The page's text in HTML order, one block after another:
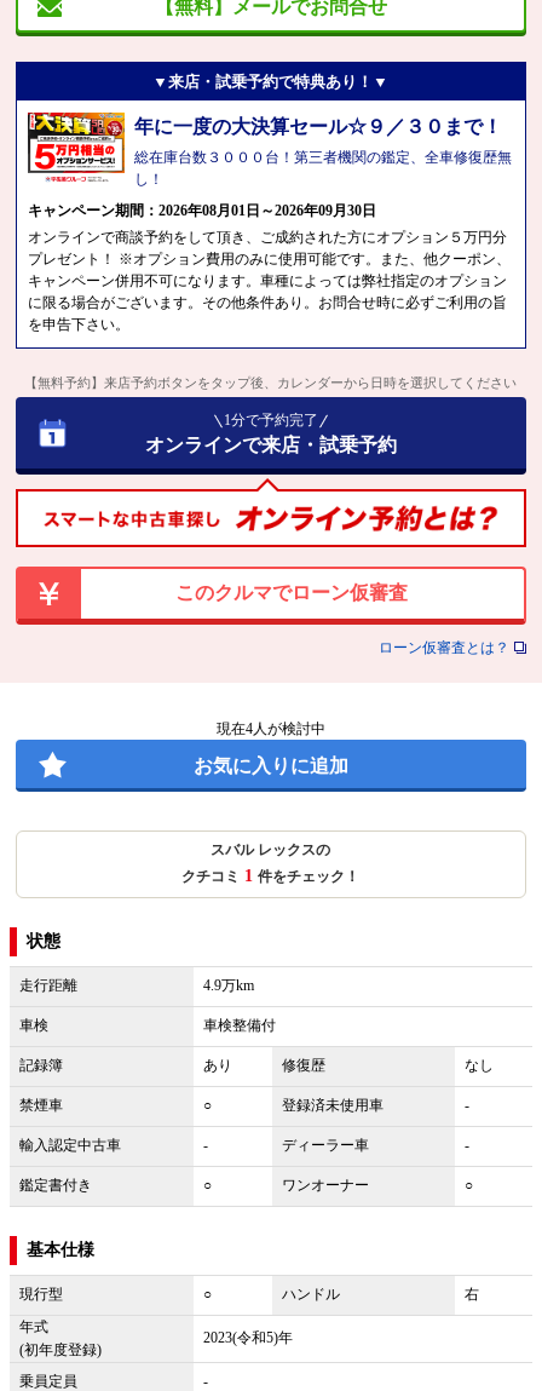
【無料】メールでお問合せ
▼来店・試乗予約で特典あり！▼
年に一度の大決算セール☆９／３０まで！
総在庫台数３０００台！第三者機関の鑑定、全車修復歴無
し！
キャンペーン期間：2026年08月01日～2026年09月30日
オンラインで商談予約をして頂き、ご成約された方にオプション５万円分
プレゼント！ ※オプション費用のみに使用可能です。また、他クーポン、
キャンペーン併用不可になります。車種によっては弊社指定のオプション
に限る場合がございます。その他条件あり。お問合せ時に必ずご利用の旨
を申告下さい。
【無料予約】来店予約ボタンをタップ後、カレンダーから日時を選択してください
1分で予約完了
オンラインで来店・試乗予約
このクルマでローン仮審査
ローン仮審査とは？
現在4人が検討中
お気に入りに追加
スバル レックスの
クチコミ 1 件をチェック！
状態
走行距離 4.9万km
車検 車検整備付
記録簿 あり 修復歴 なし
禁煙車 ○ 登録済未使用車 -
輸入認定中古車 - ディーラー車 -
鑑定書付き ○ ワンオーナー ○
基本仕様
現行型 ○ ハンドル
右
年式
(初年度登録)
2023(令和5)年
乗員定員 -